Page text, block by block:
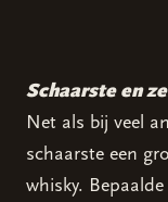
Schaarste en
Net als bij veel
schaarste een
whisky.